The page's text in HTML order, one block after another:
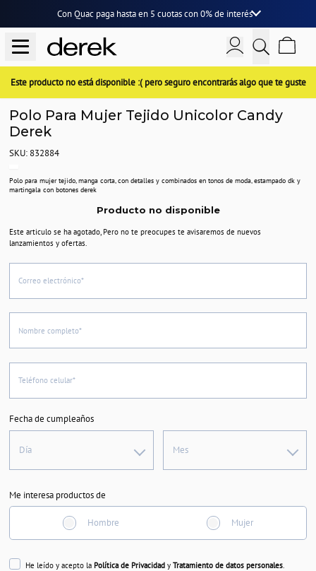
Con Quac paga hasta en 5 cuotascon0% de interés
Este producto no está disponible :( pero seguro encontrarás algo que te guste
Polo Para Mujer Tejido Unicolor Candy
Derek
SKU: 832884
Polo para mujer tejido, manga corta, con detalles y combinados en tonos de moda, estampado dk y
martingala con botones derek
Producto no disponible
Este articulo se ha agotado, Pero no te preocupes te avisaremos de nuevos
lanzamientos y ofertas.
Correo electrónico*
Nombre completo*
Teléfono celular*
Fecha de cumpleaños
Día Mes
Me interesa productos de
Hombre Mujer
He leído y acepto la Política de Privacidady Tratamiento de datos personales.